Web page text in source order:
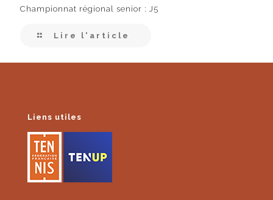
Championnat régional senior : J5
Lire l'article
Liens utiles